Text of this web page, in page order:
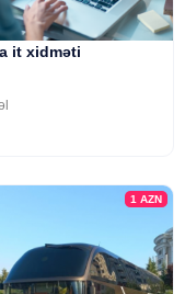
it xidməti
1 AZN